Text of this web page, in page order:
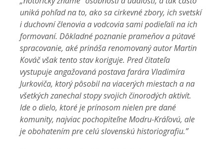
uniká pohľad na to, ako sa cirkevné zbory, ich svetskí
i duchovní členovia a vodcovia sami podieľali na ich
formovaní. Dôkladné poznanie prameňov a pútavé
spracovanie, aké prináša renomovaný autor Martin
Kováč však tento stav koriguje. Pred čitateľa
vystupuje angažovaná postava farára Vladimíra
Jurkoviča, ktorý pôsobil na viacerých miestach a na
všetkých zanechal stopy svojich činorodých aktivít.
Ide o dielo, ktoré je prínosom nielen pre dané
komunity, najviac pochopiteľne Modru-Kráľovú, ale
je obohatením pre celú slovenskú historiografiu.”